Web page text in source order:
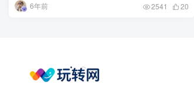
6年前 2541 20